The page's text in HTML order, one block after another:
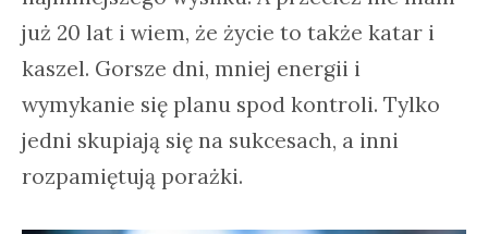
już 20 lat i wiem, że życie to także katar i
kaszel. Gorsze dni, mniej energii i
wymykanie się planu spod kontroli. Tylko
jedni skupiają się na sukcesach, a inni
rozpamiętują porażki.